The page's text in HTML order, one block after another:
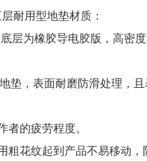
耐用型地垫材质：
层为橡胶导电胶版，高密
垫，表面耐磨防滑处理，
者的疲劳程度。
花纹起到产品不易移动，